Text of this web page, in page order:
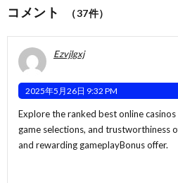
コメント （37件）
Ezvjlgxj
2025年5月26日 9:32 PM
Explore the ranked best online
game selections, and trustworthiness
and rewarding gameplayBonus offer.